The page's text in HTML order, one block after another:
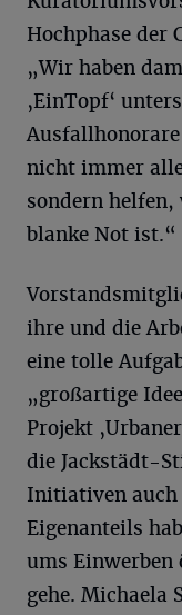
Hochphase der
„Wir haben
‚EinTopf‘
nicht immer
sondern helfen,
blanke Not ist.“
ihre und die
eine tolle
„großartige
Projekt
die Jackstädt-
Initiativen auch
Eigenanteils
ums
gehe. Michaela